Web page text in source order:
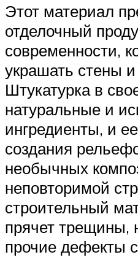
Этот материал
отделочный
современности,
украшать стены и
Штукатурка в
натуральные и
ингредиенты, и
создания
необычных
неповторимой
строительный
прячет трещины,
прочие дефекты